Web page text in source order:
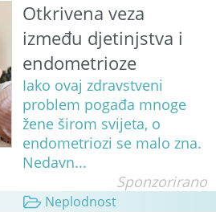
Otkrivena veza
između djetinjstva i
endometrioze
Iako ovaj zdravstveni
problem pogađa mnoge
žene širom svijeta, o
endometriozi se malo zna.
Nedavn...
Sponzorirano
Neplodnost